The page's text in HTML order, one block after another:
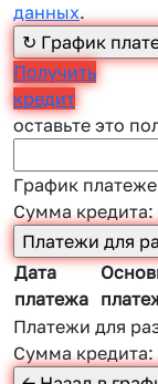
данных.
Получить
кредит
оставьте это
График
Сумма кредита:
Дата
платежа
Платежи для
Сумма кредита: